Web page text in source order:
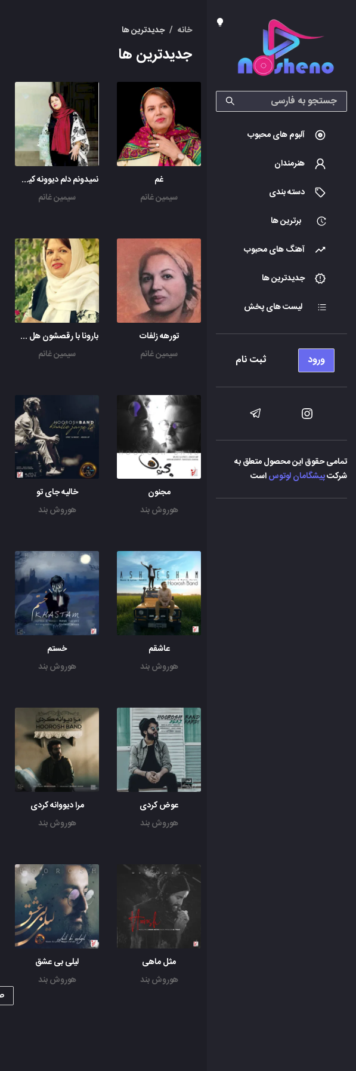
آلبوم های محبوب
هنرمندان
دسته بندی
برترین ها
آهنگ های محبوب
جدیدترین ها
لیست های پخش
ورود ثبت نام
تمامی حقوق این محصول متعلق به
شرکتپیشگامان لوتوساست
خانه / جدیدترین ها
جدیدترین ها
غم
سیمین غانم
نمیدونم دلم دیوونه کیست
سیمین غانم
تورهه زلفات
سیمین غانم
بارونا با رقصشون هل هله برپا میکنن
سیمین غانم
مجنون
هوروش بند
خالیه جای تو
هوروش بند
عاشقم
هوروش بند
خستم
هوروش بند
عوض کردی
هوروش بند
مرا دیووانه کردی
هوروش بند
مثل ماهی
هوروش بند
لیلی بی عشق
هوروش بند